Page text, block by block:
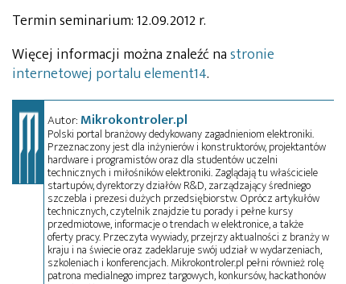
Termin seminarium: 12.09.2012 r.
Więcej informacji można znaleźć nastronie
internetowej portalu element14.
Autor:Mikrokontroler.pl
Polski portal branżowy dedykowany zagadnieniom elektroniki.
Przeznaczony jest dla inżynierów i konstruktorów, projektantów
hardware i programistów oraz dla studentów uczelni
technicznych i miłośników elektroniki. Zaglądają tu właściciele
startupów, dyrektorzy działów R&D, zarządzający średniego
szczebla i prezesi dużych przedsiębiorstw. Oprócz artykułów
technicznych, czytelnik znajdzie tu porady i pełne kursy
przedmiotowe, informacje o trendach w elektronice, a także
oferty pracy. Przeczyta wywiady, przejrzy aktualności z branży w
kraju i na świecie oraz zadeklaruje swój udział w wydarzeniach,
szkoleniach i konferencjach. Mikrokontroler.pl pełni również rolę
patrona medialnego imprez targowych, konkursów, hackathonów